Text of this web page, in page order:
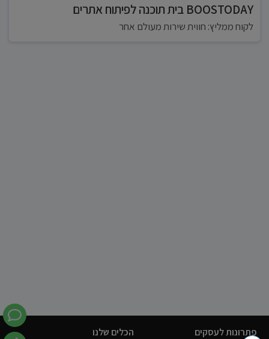
BOOSTODAY בית תוכנה לפיתוח אתרים
לקוח ממליץ: חווית שירות מעולם אחר
פתרונות לעסקים
הכלים שלנו